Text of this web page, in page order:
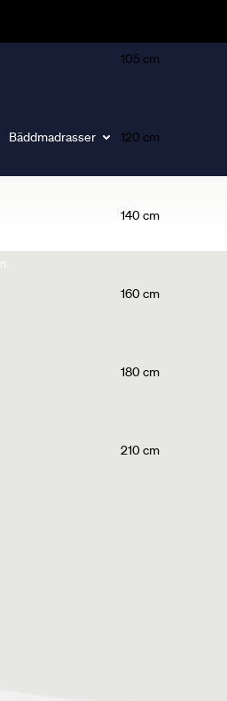
Bäddmadrasser
105 cm
120 cm
140 cm
160 cm
180 cm
210 cm